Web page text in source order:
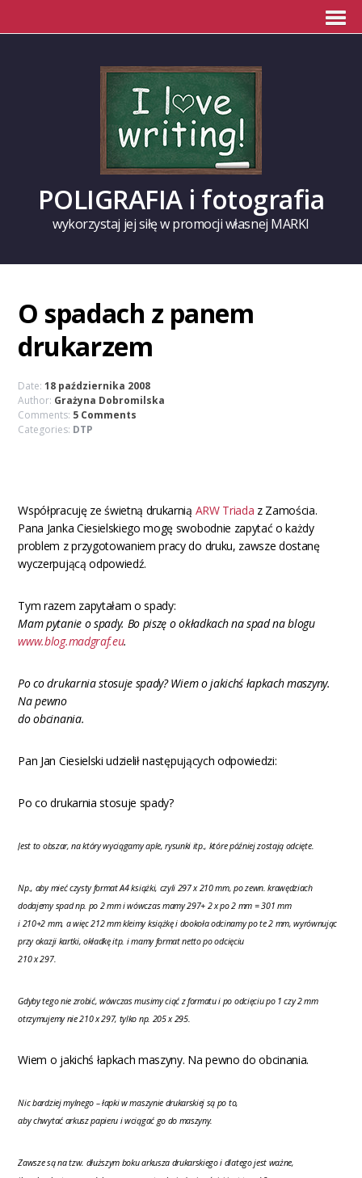
POLIGRAFIA i fotografia
wykorzystaj jej siłę w promocji własnej MARKI
O spadach z panem
drukarzem
Date:18 października 2008
Author: Grażyna Dobromilska
Comments: 5 Comments
Categories: DTP
Współpracuję ze świetną drukarnią ARW Triada z Zamościa.
Pana Janka Ciesielskiego mogę swobodnie zapytać o każdy
problem z przygotowaniem pracy do druku, zawsze dostanę
wyczerpującą odpowiedź.
Tym razem zapytałam o spady:
Mam pytanie o spady. Bo piszę o okładkach na spad na blogu
www.blog.madgraf.eu.
Po co drukarnia stosuje spady? Wiem o jakichś łapkach maszyny.
Na pewno
do obcinania.
Pan Jan Ciesielski udzielił następujących odpowiedzi:
Po co drukarnia stosuje spady?
Jest to obszar, na który wyciągamy aple, rysunki itp., które później zostają odcięte.
Np., aby mieć czysty format A4 książki, czyli 297 x 210 mm, po zewn. krawędziach
dodajemy spad np. po 2 mm i wówczas mamy 297+ 2 x po 2 mm = 301 mm
i 210+2 mm, a więc 212 mm kleimy książkę i dookoła odcinamy po te 2 mm, wyrównując
przy okazji kartki, okładkę itp. i mamy format netto po odcięciu
210 x 297.
Gdyby tego nie zrobić, wówczas musimy ciąć z formatu i po odcięciu po 1 czy 2 mm
otrzymujemy nie 210 x 297, tylko np. 205 x 295.
Wiem o jakichś łapkach maszyny. Na pewno do obcinania.
Nic bardziej mylnego – łapki w maszynie drukarskiej są po to,
aby chwytać arkusz papieru i wciągać go do maszyny.
Zawsze są na tzw. dłuższym boku arkusza drukarskiego i dlatego jest ważne,